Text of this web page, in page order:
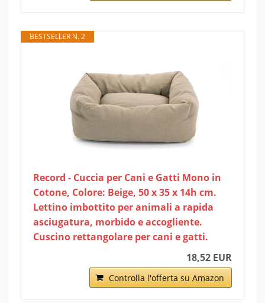
BESTSELLER N. 2
Record - Cuccia per Cani e Gatti Mono in
Cotone, Colore: Beige, 50 x 35 x 14h cm.
Lettino imbottito per animali a rapida
asciugatura, morbido e accogliente.
Cuscino rettangolare per cani e gatti.
18,52 EUR
Controlla l'offerta su Amazon